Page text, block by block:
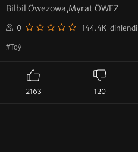
Bilbil Öwezowa,Myrat ÖWEZ
0 144.4K dinlendi
#Toý
2163 120